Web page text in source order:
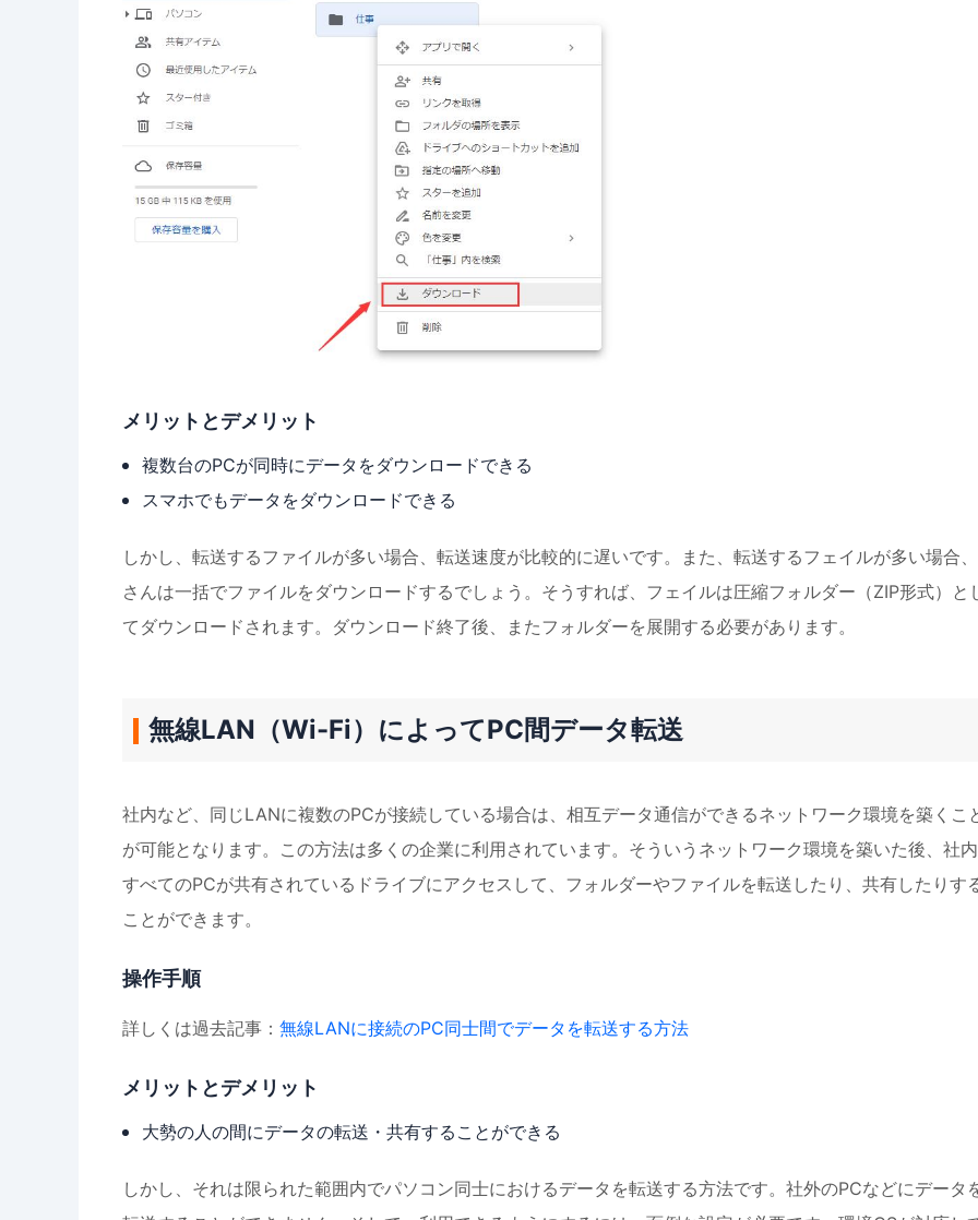
メリットとデメリット
複数台のPCが同時にデータをダウンロードできる
スマホでもデータをダウンロードできる
しかし、転送するファイルが多い場合、転送速度が比較的に遅いです。また、転送するフェイルが多い場合
さんは一括でファイルをダウンロードするでしょう。そうすれば、フェイルは圧縮フォルダー（ZIP形式）と
てダウンロードされます。ダウンロード終了後、またフォルダーを展開する必要があります。
無線LAN（Wi-Fi）によってPC間データ転送
社内など、同じLANに複数のPCが接続している場合は、相互データ通信ができるネットワーク環境を築くこ
が可能となります。この方法は多くの企業に利用されています。そういうネットワーク環境を築いた後、社
すべてのPCが共有されているドライブにアクセスして、フォルダーやファイルを転送したり、共有したりす
ことができます。
操作手順
詳しくは過去記事： 無線LANに接続のPC同士間でデータを転送する方法
メリットとデメリット
大勢の人の間にデータの転送・共有することができる
しかし、それは限られた範囲内でパソコン同士におけるデータを転送する方法です。社外のPCなどにデータ